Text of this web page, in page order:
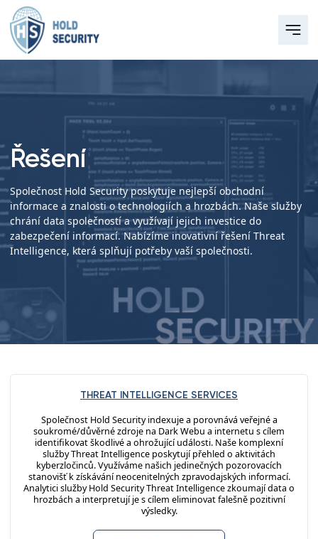
Řešení
Společnost Hold Security poskytuje nejlepší obchodní
informace a znalosti o technologiích a hrozbách. Naše služby
chrání data společností a využívají jejich investice do
zabezpečení informací. Nabízíme inovativní řešení Threat
Intelligence, která splňují potřeby vaší společnosti.
THREAT INTELLIGENCE SERVICES
Společnost Hold Security indexuje a porovnává veřejné a
soukromé/důvěrné zdroje na Dark Webu a internetu s cílem
identifikovat škodlivé a ohrožující události. Naše komplexní
služby Threat Intelligence poskytují přehled o aktivitách
kyberzločinců. Využíváme našich jedinečných pozorovacích
stanovišť k získávání neocenitelných zpravodajských informací.
Analytici služby Hold Security Threat Intelligence zkoumají data o
hrozbách a interpretují je s cílem eliminovat falešně pozitivní
výsledky.